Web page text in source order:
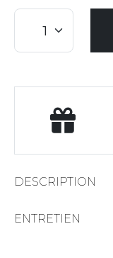
DESCRIPTION
ENTRETIEN